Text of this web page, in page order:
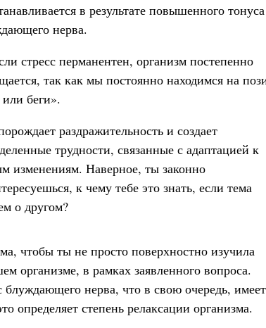
в результате повышенного тонуса
нерва.
стресс перманентен, организм постепенно
так как мы постоянно находимся на
беги».
раздражительность и создает
трудности, связанные с адаптацией к
изменениям. Наверное, ты законно
к чему тебе это знать, если тема
о другом?
чтобы ты не просто поверхностно изучила
организме, в рамках заявленного вопроса.
нерва, что в свою очередь, имеет
степень релаксации организма.